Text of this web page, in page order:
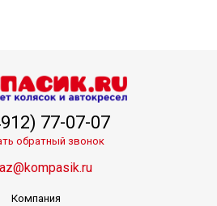
77-07-07
обратный звонок
Компания